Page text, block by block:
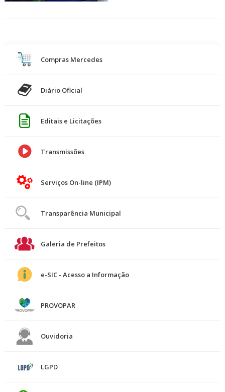
Compras Mercedes
Diário Oficial
Editais e Licitações
Transmissões
Serviços On-line (IPM)
Transparência Municipal
Galeria de Prefeitos
e-SIC - Acesso a Informação
PROVOPAR
Ouvidoria
LGPD